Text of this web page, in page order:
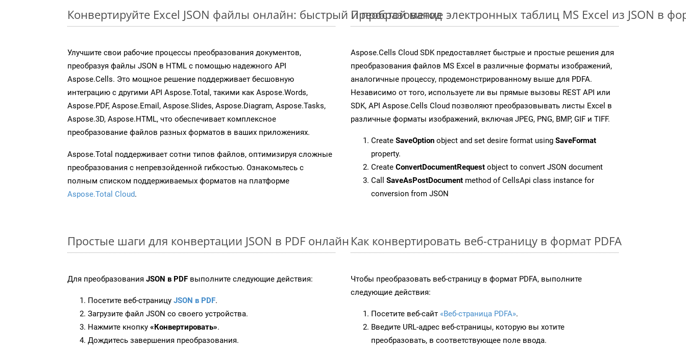
Конвертируйте Excel JSON файлы онлайн: быстрый и простой метод
Улучшите свои рабочие процессы преобразования документов,
преобразуя файлы JSON в HTML с помощью надежного API
Aspose.Cells. Это мощное решение поддерживает бесшовную
интеграцию с другими API Aspose.Total, такими как Aspose.Words,
Aspose.PDF, Aspose.Email, Aspose.Slides, Aspose.Diagram, Aspose.Tasks,
Aspose.3D, Aspose.HTML, что обеспечивает комплексное
преобразование файлов разных форматов в ваших приложениях.
Aspose.Total поддерживает сотни типов файлов, оптимизируя сложные
преобразования с непревзойденной гибкостью. Ознакомьтесь с
полным списком поддерживаемых форматов на платформе
Aspose.Total Cloud.
Преобразование электронных таблиц MS Excel из JSON в
Aspose.Cells Cloud SDK предоставляет быстрые и простые решения для
преобразования файлов MS Excel в различные форматы изображений,
аналогичные процессу, продемонстрированному выше для PDFA.
Независимо от того, используете ли вы прямые вызовы REST API или
SDK, API Aspose.Cells Cloud позволяют преобразовывать листы Excel в
различные форматы изображений, включая JPEG, PNG, BMP, GIF и TIFF.
Create SaveOption object and set desire format using SaveFormat
property.
Create ConvertDocumentRequest object to convert JSON document
Call SaveAsPostDocument method of CellsApi class instance for
conversion from JSON
Простые шаги для конвертации JSON в PDF онлайн
Для преобразования JSON в PDF выполните следующие действия:
Посетите веб-страницу JSON в PDF.
Загрузите файл JSON со своего устройства.
Нажмите кнопку «Конвертировать».
Дождитесь завершения преобразования.
Как конвертировать веб-страницу в формат PDFA
Чтобы преобразовать веб-страницу в формат PDFA, выполните
следующие действия:
Посетите веб-сайт «Веб-страница PDFA».
Введите URL-адрес веб-страницы, которую вы хотите
преобразовать, в соответствующее поле ввода.